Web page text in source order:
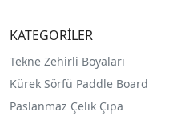
KATEGORİLER
Tekne Zehirli Boyaları
Kürek Sörfü Paddle Board
Paslanmaz Çelik Çıpa